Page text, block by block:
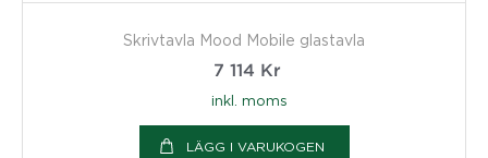
Skrivtavla Mood Mobile glastavla
7 114 Kr
inkl. moms
LÄGG I VARUKOGEN